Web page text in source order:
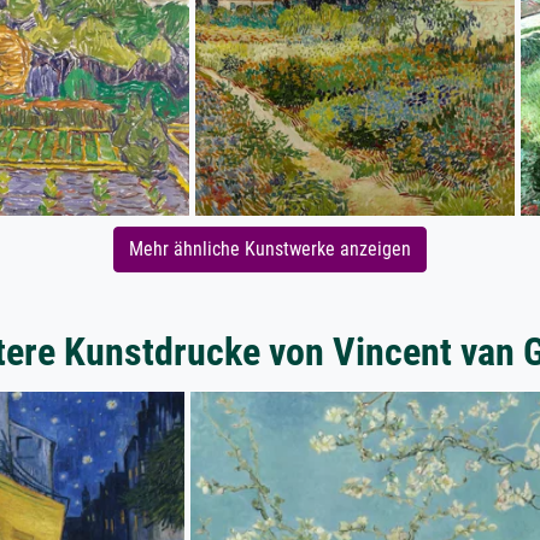
Mehr ähnliche Kunstwerke anzeigen
Kunstdrucke von Vincent van